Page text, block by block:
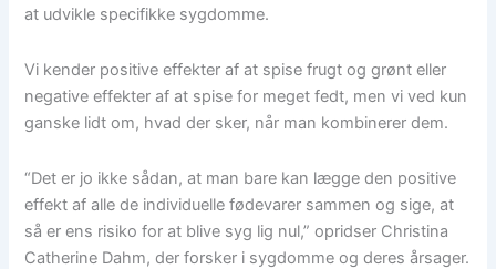
at udvikle specifikke sygdomme.
Vi kender positive effekter af at spise frugt og grønt eller
negative effekter af at spise for meget fedt, men vi ved kun
ganske lidt om, hvad der sker, når man kombinerer dem.
“Det er jo ikke sådan, at man bare kan lægge den positive
effekt af alle de individuelle fødevarer sammen og sige, at
så er ens risiko for at blive syg lig nul,” opridser Christina
Catherine Dahm, der forsker i sygdomme og deres årsager.